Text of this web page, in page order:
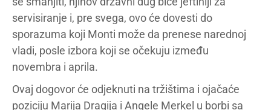
servisiranje i, pre svega, ovo će dovesti do
sporazuma koji Monti može da prenese narednoj
vladi, posle izbora koji se očekuju između
novembra i aprila.
Ovaj dogovor će odjeknuti na tržištima i ojačaće
poziciju Marija Dragija i Angele Merkel u borbi sa